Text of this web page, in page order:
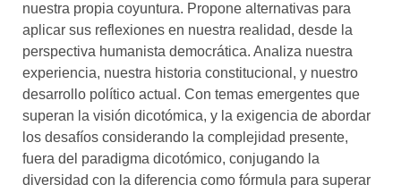
nuestra propia coyuntura. Propone alternativas para
aplicar sus reflexiones en nuestra realidad, desde la
perspectiva humanista democrática. Analiza nuestra
experiencia, nuestra historia constitucional, y nuestro
desarrollo político actual. Con temas emergentes que
superan la visión dicotómica, y la exigencia de abordar
los desafíos considerando la complejidad presente,
fuera del paradigma dicotómico, conjugando la
diversidad con la diferencia como fórmula para superar